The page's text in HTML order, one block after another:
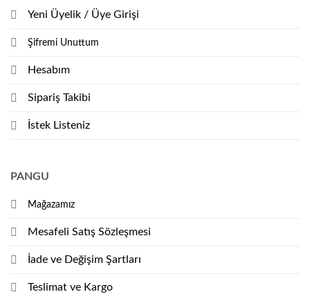
Yeni Üyelik / Üye Girişi
Şifremi Unuttum
Hesabım
Sipariş Takibi
İstek Listeniz
PANGU
Mağazamız
Mesafeli Satış Sözleşmesi
İade ve Değişim Şartları
Teslimat ve Kargo